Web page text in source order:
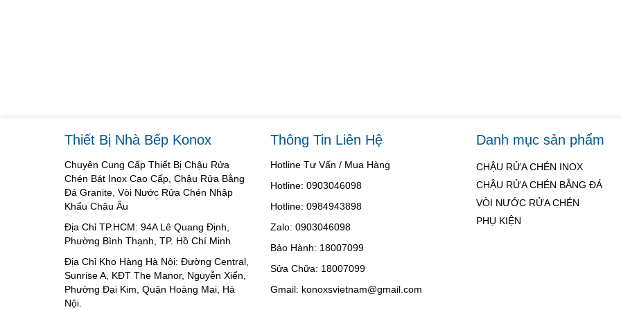
Thiết Bị Nhà Bếp Konox
Chuyên Cung Cấp Thiết Bị Chậu Rửa
Chén Bát Inox Cao Cấp, Chậu Rửa Bằng
Đá Granite, Vòi Nước Rửa Chén Nhập
Khẩu Châu Âu
Địa Chỉ TP.HCM: 94A Lê Quang Định,
Phường Bình Thạnh, TP. Hồ Chí Minh
Địa Chỉ Kho Hàng Hà Nội: Đường Central,
Sunrise A, KĐT The Manor, Nguyễn Xiển,
Phường Đại Kim, Quận Hoàng Mai, Hà
Nội.
Thông Tin Liên Hệ
Hotline Tư Vấn / Mua Hàng
Hotline: 0903046098
Hotline: 0984943898
Zalo: 0903046098
Bảo Hành: 18007099
Sửa Chữa: 18007099
Gmail: konoxsvietnam@gmail.com
Danh mục sản phẩm
CHẬU RỬA CHÉN INOX
CHẬU RỬA CHÉN BẰNG ĐÁ
VÒI NƯỚC RỬA CHÉN
PHỤ KIỆN